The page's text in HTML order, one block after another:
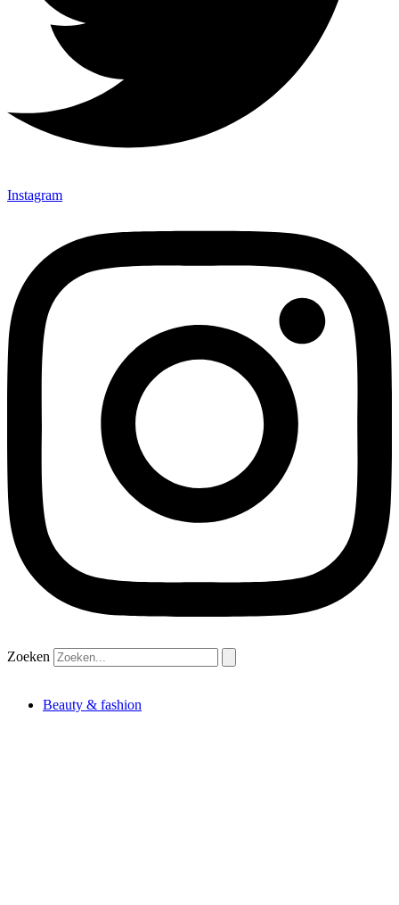
Instagram
Zoeken
Beauty & fashion